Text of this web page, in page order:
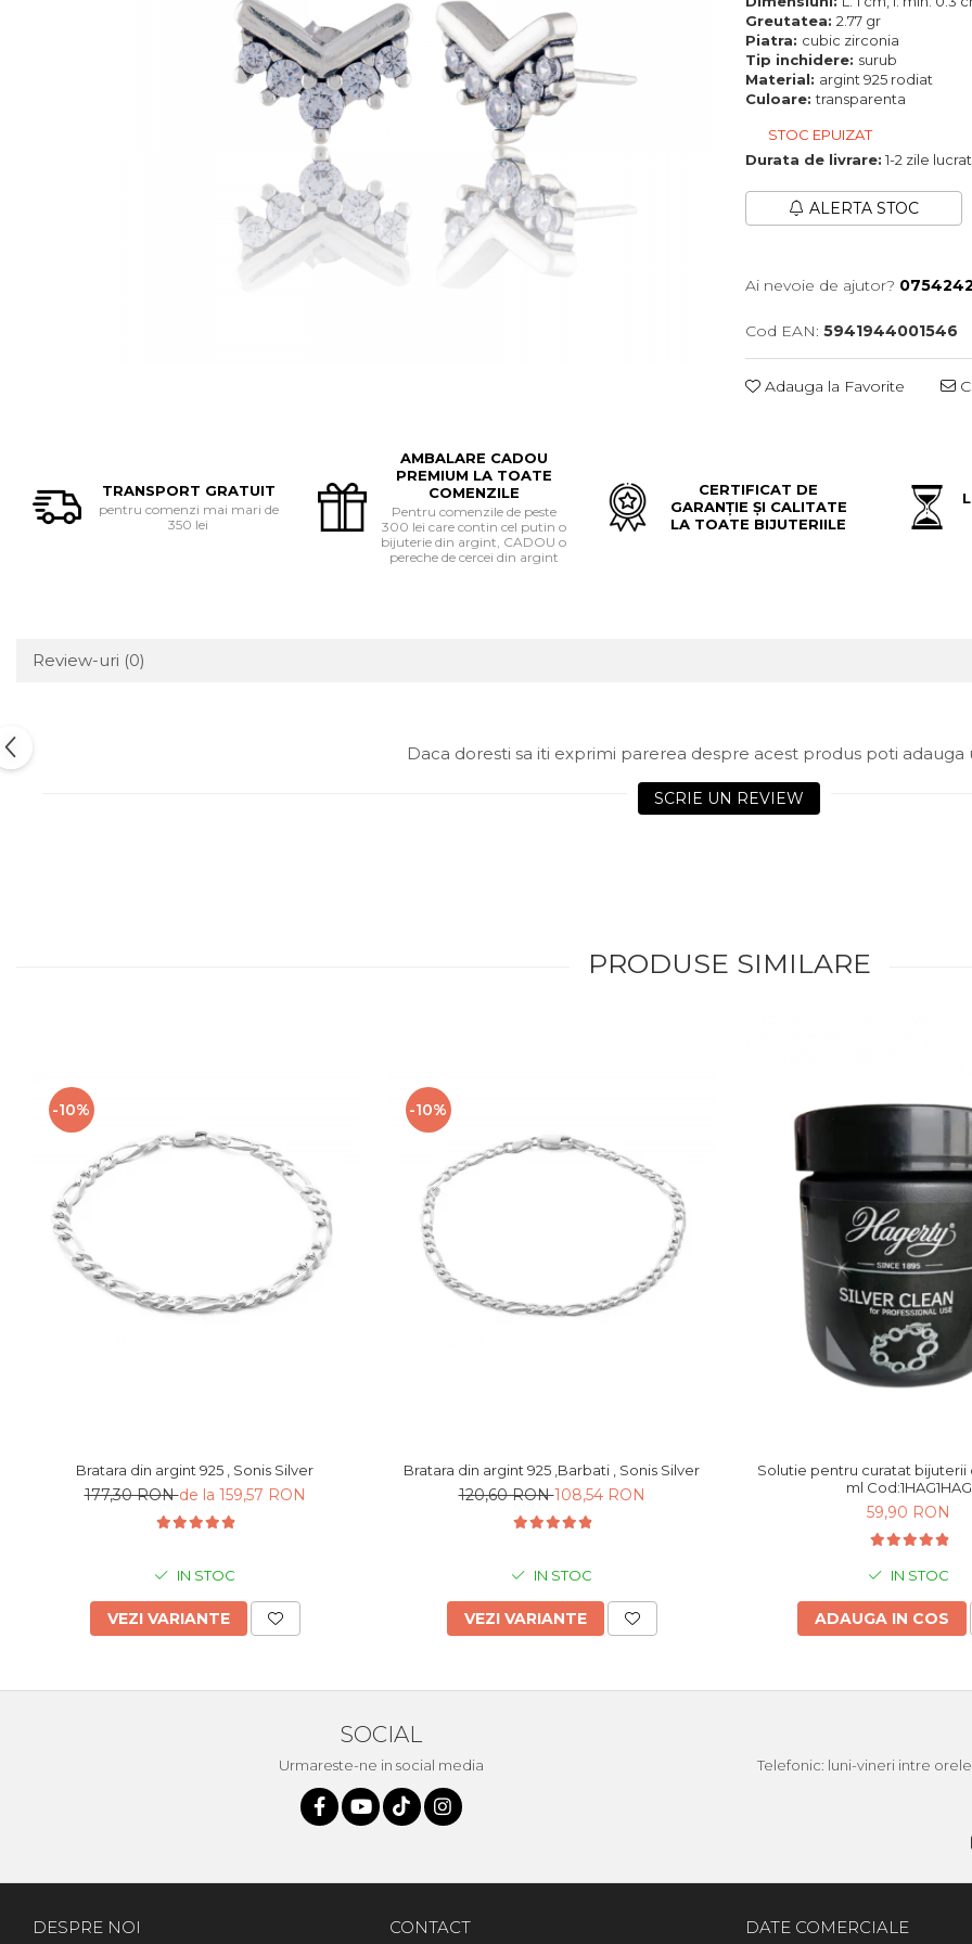
Greutatea: 2.77 gr
Piatra: cubic zirconia
Tip inchidere: surub
Material: argint 925 rodiat
Culoare:transparenta
STOC EPUIZAT
Durata de livrare: 1-2 zile
ALERTA STOC
Ai nevoie de ajutor?
Cod EAN: 5941944001546
Adauga la Favorite
TRANSPORT GRATUIT
pentru comenzi mai mari de
350 lei
AMBALARE CADOU
PREMIUM LA TOATE
COMENZILE
Pentru comenzile de peste
300 lei care contin cel putin o
bijuterie din argint, CADOU o
pereche de cercei din argint
CERTIFICAT DE
GARANȚIE ȘI CALITATE
LA TOATE BIJUTERIILE
Review-uri (0)
Daca doresti sa iti exprimi parerea despre acest produs poti adauga
SCRIE UN REVIEW
PRODUSE SIMILARE
-10%
Bratara din argint 925 , Sonis Silver
177,30 RONde la 159,57 RON
IN STOC
VEZI VARIANTE
-10%
Bratara din argint 925 ,Barbati , Sonis Silver
120,60 RON108,54 RON
IN STOC
VEZI VARIANTE
Solutie pentru curatat bijuterii
ml Cod:1HAG1HAG
59,90 RON
IN STOC
ADAUGA IN COS
SOCIAL
Urmareste-ne in social media Telefonic: luni-vineri intre
DESPRE NOI CONTACT DATE COMERCIALE